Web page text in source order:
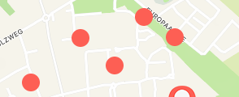
App
Blog